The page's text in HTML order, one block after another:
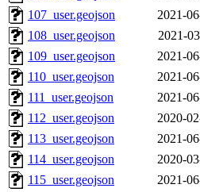
107_user.geojson
2021-
108_user.geojson
2021-
109_user.geojson
2021-
110_user.geojson
2021-
111_user.geojson
2021-
112_user.geojson
2020-
113_user.geojson
2021-
114_user.geojson
2020-
115_user.geojson
2021-